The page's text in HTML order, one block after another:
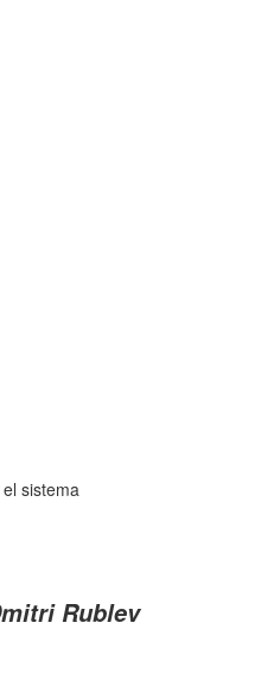
sistema
Rublev